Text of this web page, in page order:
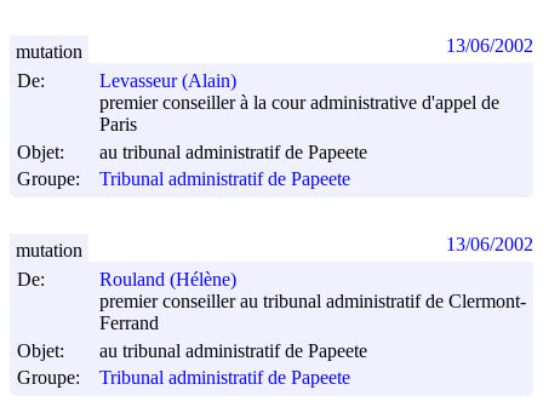
De:
Levasseur (Alain)
premier conseiller à la cour administrative d'appel de
Paris
Objet:
au tribunal administratif de Papeete
Groupe:
Tribunal administratif de Papeete
mutation 13/06/2002
De:
Rouland (Hélène)
premier conseiller au tribunal administratif de Clermont-
Ferrand
Objet:
au tribunal administratif de Papeete
Groupe:
Tribunal administratif de Papeete
mutation 13/06/2002